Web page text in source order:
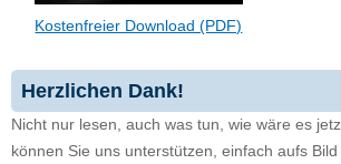
Kostenfreier Download (PDF)
Herzlichen Dank!
Nicht nur lesen, auch was tun, wie wäre es
können Sie uns unterstützen, einfach aufs Bild